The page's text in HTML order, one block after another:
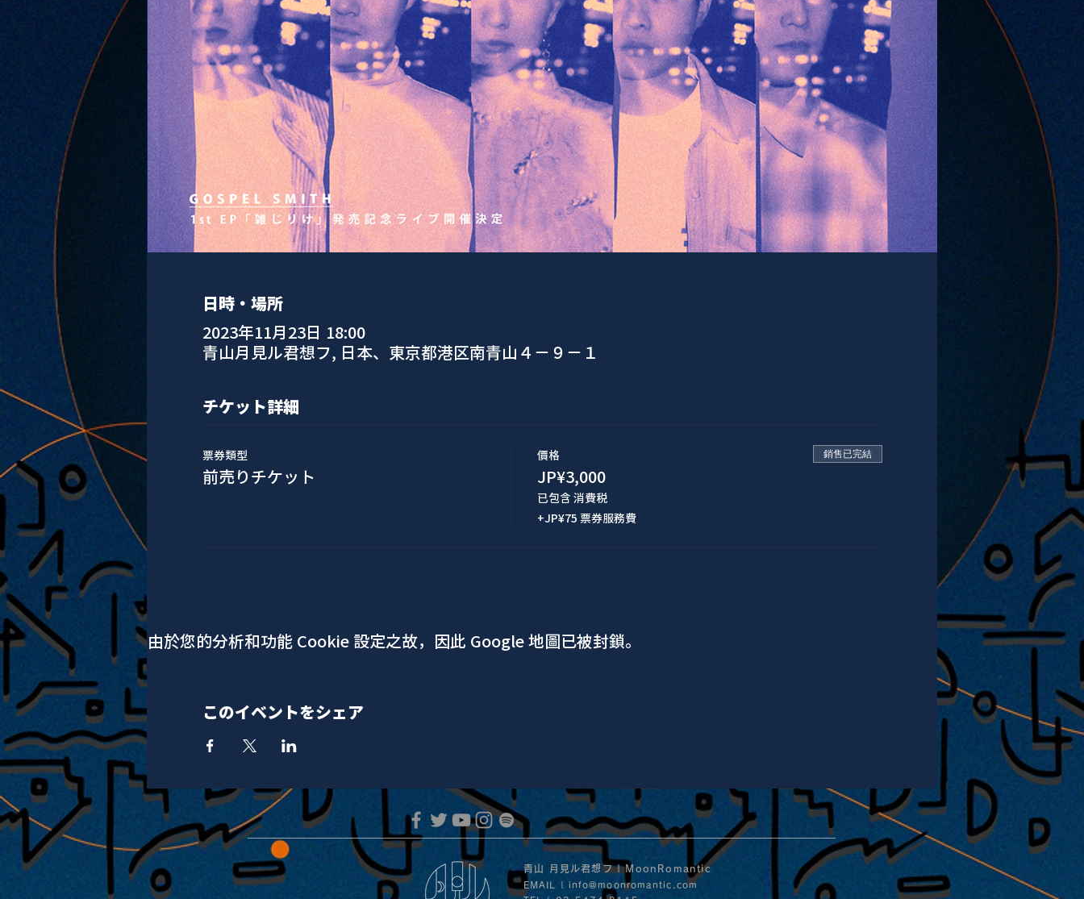
日時・場所
2023年11月23日 18:00
青山月見ル君想フ, 日本、東京都港区南青山４−９−１
チケット詳細
票券類型
前売りチケット
價格
JP¥3,000
已包含 消費税
+JP¥75 票券服務費
銷售已完結
由於您的分析和功能 Cookie 設定之故，因此 Google 地圖已被封鎖。
このイベントをシェア
青山 月見ル君想フ | MoonRomantic
EMAIL |
info@moonromantic.com